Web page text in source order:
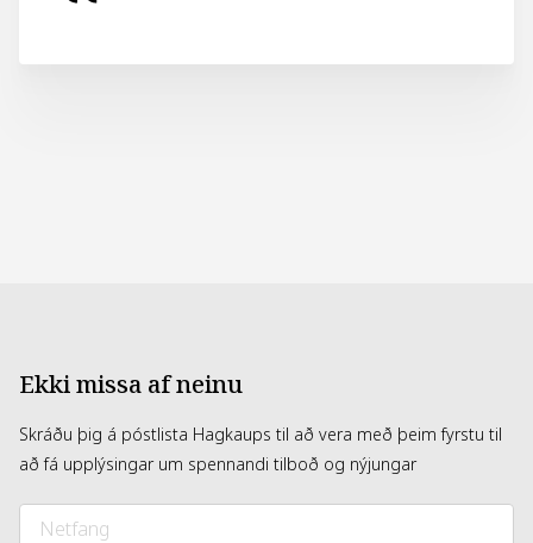
Ekki missa af neinu
Skráðu þig á póstlista Hagkaups til að vera með þeim fyrstu til
að fá upplýsingar um spennandi tilboð og nýjungar